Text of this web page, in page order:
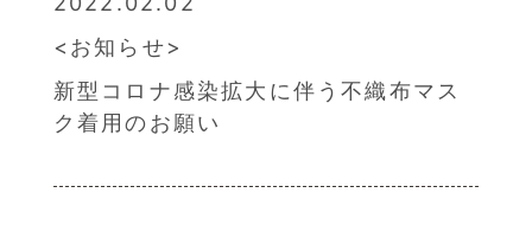
お知らせ
新型コロナ感染拡大に伴う不織布マス
ク着用のお願い